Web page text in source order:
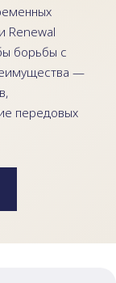
Renewal
борьбы с
—
передовых